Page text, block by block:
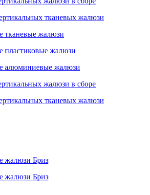
тканевых жалюзи
тканевые жалюзи
пластиковые жалюзи
алюминиевые жалюзи
жалюзи в сборе
тканевых жалюзи
жалюзи Бриз
жалюзи Бриз